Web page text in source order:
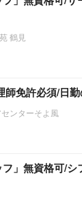
鶴見
師免許必須/日
ンターそよ風
フ」無資格可/